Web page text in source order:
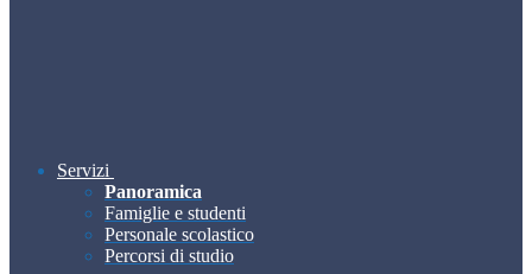
Servizi
Panoramica
Famiglie e studenti
Personale scolastico
Percorsi di studio